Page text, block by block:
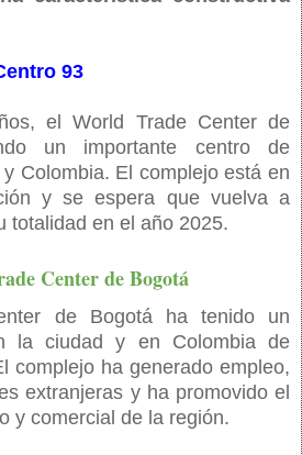
93
el World Trade Center de
un importante centro de
Colombia. El complejo está en
y se espera que vuelva a
totalidad en el año 2025.
Center de Bogotá
de Bogotá ha tenido un
la ciudad y en Colombia de
complejo ha generado empleo,
extranjeras y ha promovido el
y comercial de la región.